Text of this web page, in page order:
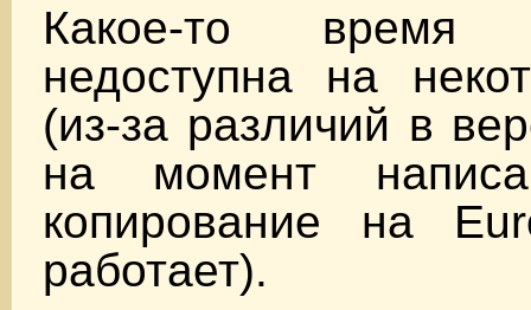
Какое-то
недоступна на
(из-за различий в
на момент
копирование на
работает).